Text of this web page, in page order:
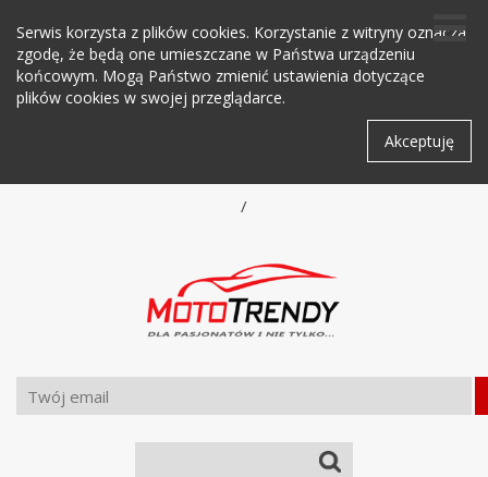
Serwis korzysta z plików cookies. Korzystanie z witryny oznacza
zgodę, że będą one umieszczane w Państwa urządzeniu
końcowym. Mogą Państwo zmienić ustawienia dotyczące
plików cookies w swojej przeglądarce.
Akceptuję
/